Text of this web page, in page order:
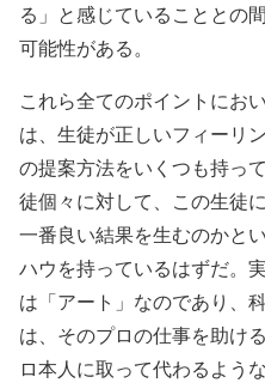
る」と感じていることとの
可能性がある。
これら全てのポイントにお
は、生徒が正しいフィーリ
の提案方法をいくつも持っ
徒個々に対して、この生徒
一番良い結果を生むのかと
ハウを持っているはずだ。
は「アート」なのであり、
は、そのプロの仕事を助け
ロ本人に取って代わるよう